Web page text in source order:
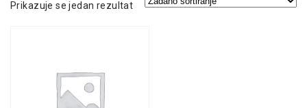
Prikazuje se jedan rezultat